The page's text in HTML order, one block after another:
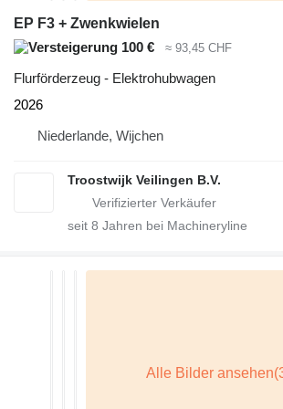
EP F3 + Zwenkwielen
100 €
≈ 93,45 CHF
Flurförderzeug - Elektrohubwagen
2026
Niederlande, Wijchen
Troostwijk Veilingen B.V.
seit 8 Jahren bei Machineryline